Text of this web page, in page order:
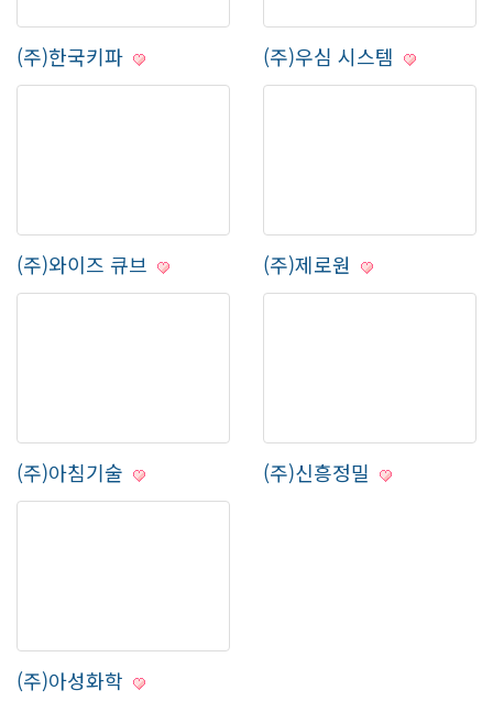
(주)한국키파 (주)우심 시스템
(주)와이즈 큐브 (주)제로원
(주)아침기술 (주)신흥정밀
(주)아성화학